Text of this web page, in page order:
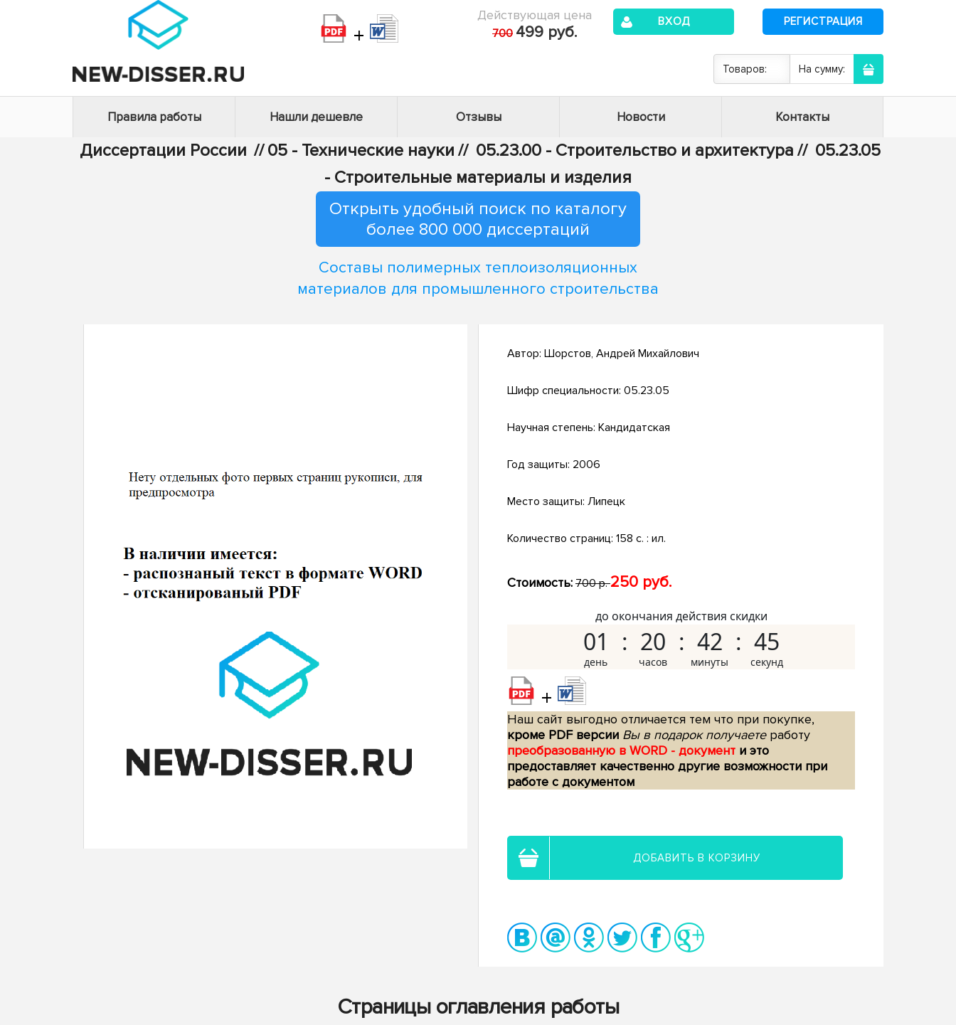
+
Действующая цена
700 499 руб.
ВХОД РЕГИСТРАЦИЯ
Товаров: На сумму:
Правила работы Нашли дешевле Отзывы Новости Контакты
Диссертации России // 05 - Технические науки // 05.23.00 - Строительство и архитектура // 05.23.05
- Строительные материалы и изделия
Открыть удобный поиск по каталогу
более 800 000 диссертаций
Составы полимерных теплоизоляционных
материалов для промышленного строительства
Автор: Шорстов, Андрей Михайлович
Шифр специальности: 05.23.05
Научная степень: Кандидатская
Год защиты: 2006
Место защиты: Липецк
Количество страниц: 158 с. : ил.
Стоимость: 700 р.250 руб.
до окончания действия скидки
01 20 42 44
+
Наш сайт выгодно отличается тем что при покупке,
кроме PDF версии Вы в подарок получаетеработу
преобразованную в WORD - документ и это
предоставляет качественно другие возможности при
работе с документом
ДОБАВИТЬ В КОРЗИНУ
Страницы оглавления работы